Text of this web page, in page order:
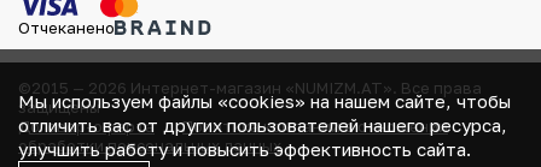
©2015 — 2026 Интернет-магазин «NUMIZM.AT». Все права
защищены
Договор-оферта
Политика компании в отношении
обработки персональных данных
Отчеканено
Мы используем файлы «cookies» на нашем сайте, чтобы
отличить вас от других пользователей нашего ресурса,
улучшить работу и повысить эффективность сайта.